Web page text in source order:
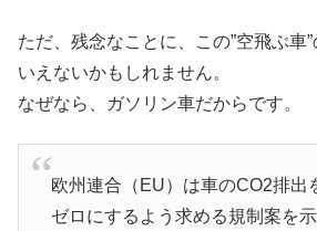
ただ、残念なことに、この”空飛ぶ車
いえないかもしれません。
なぜなら、ガソリン車だからです。
欧州連合（EU）は車のCO2排出
ゼロにするよう求める規制案を